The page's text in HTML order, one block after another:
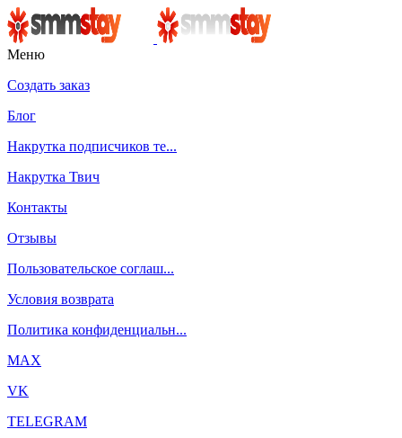
Меню
Создать заказ
Блог
Накрутка подписчиков те...
Накрутка Твич
Контакты
Отзывы
Пользовательское соглаш...
Условия возврата
Политика конфиденциальн...
MAX
VK
TELEGRAM